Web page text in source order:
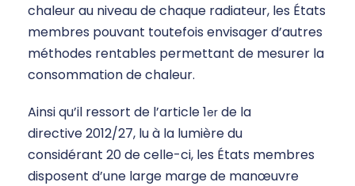
chaleur au niveau de chaque radiateur, les États
membres pouvant toutefois envisager d’autres
méthodes rentables permettant de mesurer la
consommation de chaleur.
Ainsi qu’il ressort de l’article 1er de la
directive 2012/27, lu à la lumière du
considérant 20 de celle-ci, les États membres
disposent d’une large marge de manœuvre